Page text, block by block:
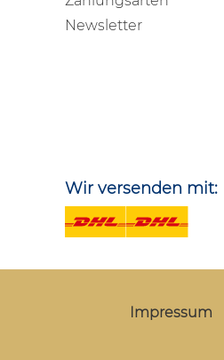
Newsletter
Wir versenden mit:
Impressum